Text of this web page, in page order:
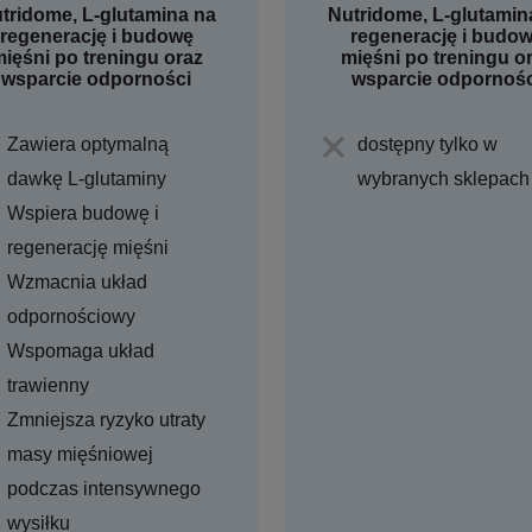
L-glutamina na
regenerację i budowę
po treningu oraz
wsparcie odporności
Zawiera optymalną
dawkę L-glutaminy
Wspiera budowę i
regenerację mięśni
Wzmacnia układ
odpornościowy
Wspomaga układ
trawienny
Zmniejsza ryzyko utraty
masy mięśniowej
podczas intensywnego
wysiłku
Nutridome, L-
regenerację i
mięśni po treningu
wsparcie
dostępny tylko w
wybranych sklepach